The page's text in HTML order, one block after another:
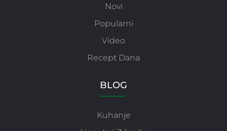
Novi
Popularni
Video
Recept Dana
BLOG
Kuhanje